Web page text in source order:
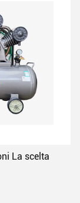
La scelta